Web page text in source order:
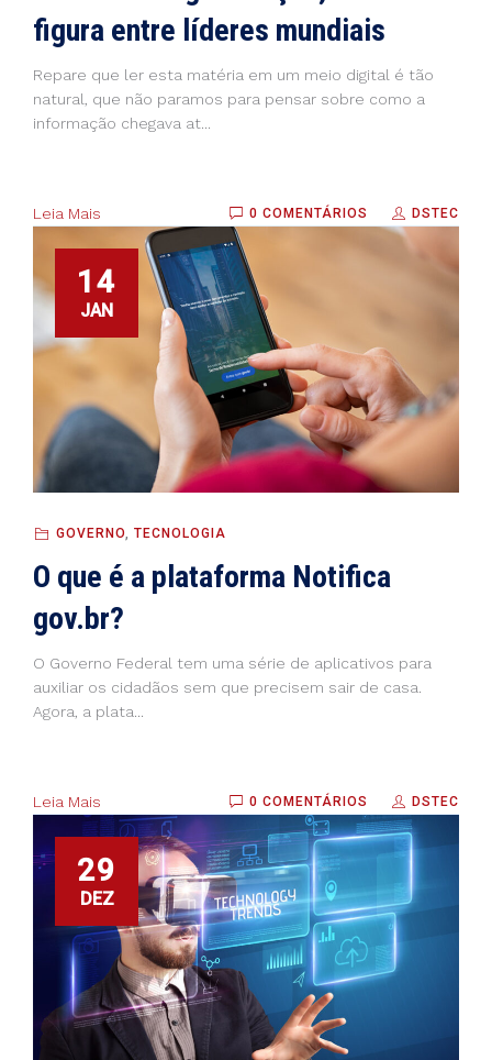
figura entre líderes mundiais
Repare que ler esta matéria em um meio digital é tão
natural, que não paramos para pensar sobre como a
informação chegava at...
Leia Mais 0 COMENTÁRIOS DSTEC
14
JAN
GOVERNO, TECNOLOGIA
O que é a plataforma Notifica
gov.br?
O Governo Federal tem uma série de aplicativos para
auxiliar os cidadãos sem que precisem sair de casa.
Agora, a plata...
Leia Mais 0 COMENTÁRIOS DSTEC
29
DEZ